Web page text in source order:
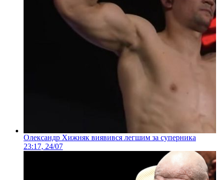
Олександр Хижняк виявився легшим за суперника
23:17, 24/07